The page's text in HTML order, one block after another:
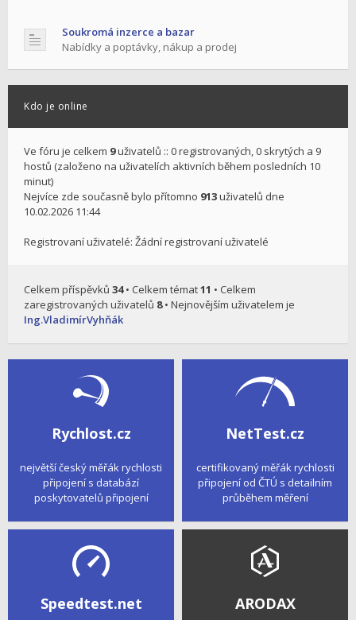
Soukromá inzerce a bazar
Nabídky a poptávky, nákup a prodej
Kdo je online
Ve fóru je celkem 9uživatelů :: 0 registrovaných, 0 skrytých a 9
hostů (založeno na uživatelích aktivních během posledních 10
minut)
Nejvíce zde současně bylo přítomno 913uživatelů dne
10.02.2026 11:44
Registrovaní uživatelé: Žádní registrovaní uživatelé
Celkem příspěvků 34• Celkem témat11 • Celkem
zaregistrovaných uživatelů 8• Nejnovějším uživatelem je
Ing.VladimírVyhňák
Rychlost.cz
největší český měřák rychlosti
připojení s databází
poskytovatelů připojení
NetTest.cz
certifikovaný měřák rychlosti
připojení od ČTÚ s detailním
průběhem měření
Speedtest.net ARODAX